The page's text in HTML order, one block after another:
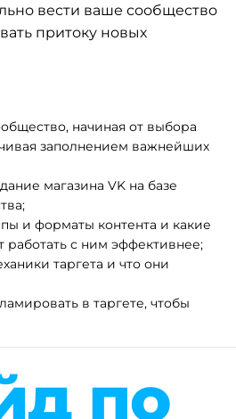
вести ваше сообщество
притоку новых
начиная от выбора
заполнением важнейших
магазина VK на базе
и форматы контента и какие
с ним эффективнее;
таргета и что они
в таргете, чтобы